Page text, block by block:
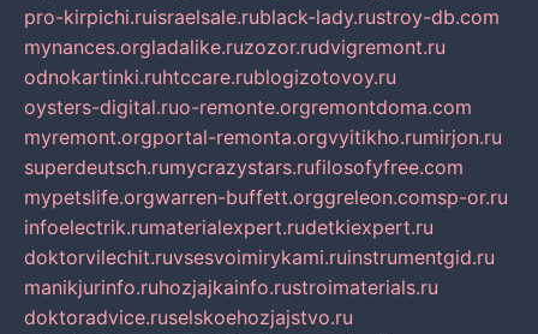
pro-kirpichi.ruisraelsale.rublack-lady.rustroy-db.com
mynances.orgladalike.ruzozor.rudvigremont.ru
odnokartinki.ruhtccare.rublogizotovoy.ru
oysters-digital.ruo-remonte.orgremontdoma.com
myremont.orgportal-remonta.orgvyitikho.rumirjon.ru
superdeutsch.rumycrazystars.rufilosofyfree.com
mypetslife.orgwarren-buffett.orggreleon.comsp-or.ru
infoelectrik.rumaterialexpert.rudetkiexpert.ru
doktorvilechit.ruvsesvoimirykami.ruinstrumentgid.ru
manikjurinfo.ruhozjajkainfo.rustroimaterials.ru
doktoradvice.ruselskoehozjajstvo.ru